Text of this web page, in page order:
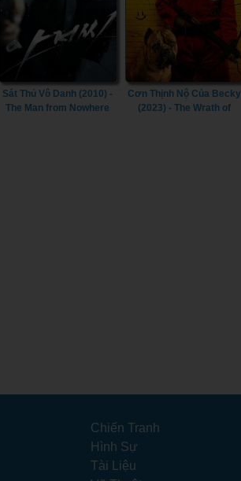
Sát Thủ Vô Danh (2010) -
The Man from Nowhere
Cơn Thịnh Nộ Của Becky
(2023) - The Wrath of
Chiến Tranh
Hình Sự
Tài Liệu